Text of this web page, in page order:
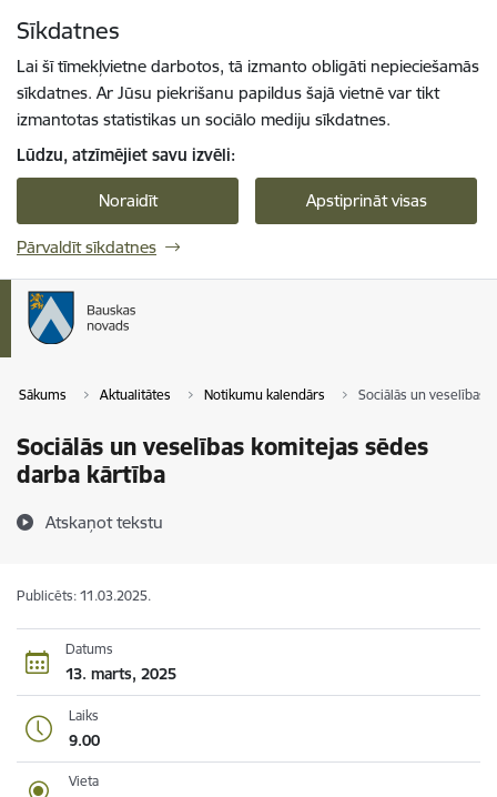
Sīkdatnes
Lai šī tīmekļvietne darbotos, tā izmanto obligāti nepieciešamās
sīkdatnes. Ar Jūsu piekrišanu papildus šajā vietnē var tikt
izmantotas statistikas un sociālo mediju sīkdatnes.
Lūdzu, atzīmējiet savu izvēli:
Noraidīt Apstiprināt visas
Pārvaldīt sīkdatnes
Sākums Aktualitātes Notikumu kalendārs Sociālās un veselības
Sociālās un veselības komitejas sēdes
darba kārtība
Atskaņot tekstu
Publicēts: 11.03.2025.
Datums
13. marts, 2025
Laiks
9.00
Vieta